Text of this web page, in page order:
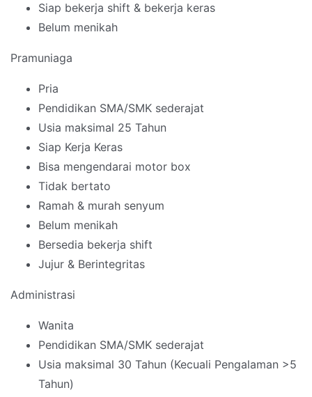
Siap bekerja shift & bekerja keras
Belum menikah
Pramuniaga
Pria
Pendidikan SMA/SMK sederajat
Usia maksimal 25 Tahun
Siap Kerja Keras
Bisa mengendarai motor box
Tidak bertato
Ramah & murah senyum
Belum menikah
Bersedia bekerja shift
Jujur & Berintegritas
Administrasi
Wanita
Pendidikan SMA/SMK sederajat
Usia maksimal 30 Tahun (Kecuali Pengalaman >5
Tahun)